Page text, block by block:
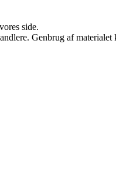
side.
Genbrug af